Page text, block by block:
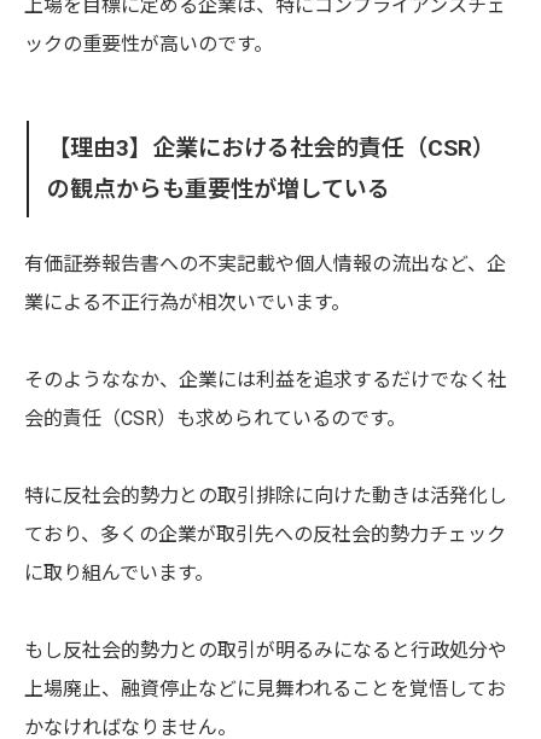
上場を目標に定める企業は、特にコンプライアンスチェ
ックの重要性が高いのです。
【理由3】企業における社会的責任（CSR）
の観点からも重要性が増している
有価証券報告書への不実記載や個人情報の流出など、企
業による不正行為が相次いでいます。
そのようななか、企業には利益を追求するだけでなく社
会的責任（CSR）も求められているのです。
特に反社会的勢力との取引排除に向けた動きは活発化し
ており、多くの企業が取引先への反社会的勢力チェック
に取り組んでいます。
もし反社会的勢力との取引が明るみになると行政処分や
上場廃止、融資停止などに見舞われることを覚悟してお
かなければなりません。